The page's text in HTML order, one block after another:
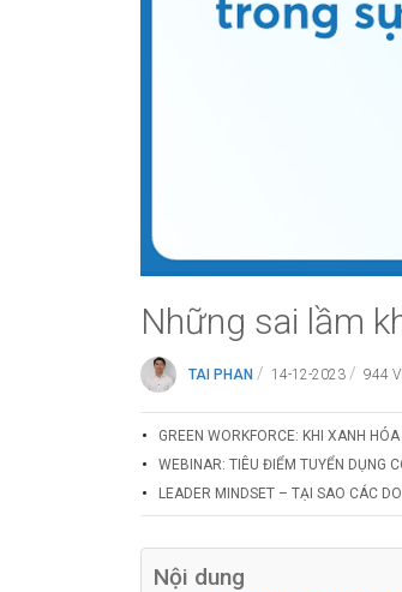
Những sai lầm
TAI PHAN / 14-12-2023 / 944
GREEN WORKFORCE: KHI XANH
WEBINAR: TIÊU ĐIỂM TUYỂN DỤNG
LEADER MINDSET – TẠI SAO CÁC
Nội dung